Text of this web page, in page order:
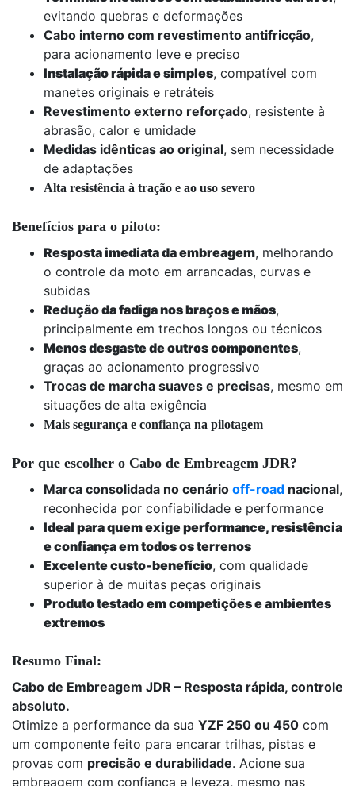
evitando quebras e deformações
Cabo interno com revestimento antifricção,
para acionamento leve e preciso
Instalação rápida e simples, compatível com
manetes originais e retráteis
Revestimento externo reforçado, resistente à
abrasão, calor e umidade
Medidas idênticas ao original, sem necessidade
de adaptações
Alta resistência à tração e ao uso severo
Benefícios para o piloto:
Resposta imediata da embreagem, melhorando
o controle da moto em arrancadas, curvas e
subidas
Redução da fadiga nos braços e mãos,
principalmente em trechos longos ou técnicos
Menos desgaste de outros componentes,
graças ao acionamento progressivo
Trocas de marcha suaves e precisas, mesmo em
situações de alta exigência
Mais segurança e confiança na pilotagem
Por que escolher o Cabo de Embreagem JDR?
Marca consolidada no cenário off-road nacional,
reconhecida por confiabilidade e performance
Ideal para quem exige performance, resistência
e confiança em todos os terrenos
Excelente custo-benefício, com qualidade
superior à de muitas peças originais
Produto testado em competições e ambientes
extremos
Resumo Final:
Cabo de Embreagem JDR – Resposta rápida, controle
absoluto.
Otimize a performance da sua YZF 250 ou 450 com
um componente feito para encarar trilhas, pistas e
provas com precisão e durabilidade. Acione sua
embreagem com confiança e leveza, mesmo nas